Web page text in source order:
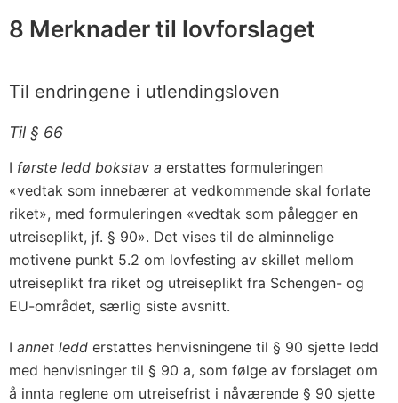
8 Merknader til lovforslaget
Til endringene i utlendingsloven
Til § 66
I første ledd bokstav a erstattes formuleringen
«vedtak som innebærer at vedkommende skal forlate
riket», med formuleringen «vedtak som pålegger en
utreiseplikt, jf. § 90». Det vises til de alminnelige
motivene punkt 5.2 om lovfesting av skillet mellom
utreiseplikt fra riket og utreiseplikt fra Schengen- og
EU-området, særlig siste avsnitt.
I annet ledd erstattes henvisningene til § 90 sjette ledd
med henvisninger til § 90 a, som følge av forslaget om
å innta reglene om utreisefrist i nåværende § 90 sjette